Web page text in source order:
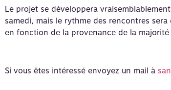
Le projet se développera
samedi, mais le rythme des rencontres
en fonction de la provenance de la
Si vous êtes intéressé envoyez un mail à